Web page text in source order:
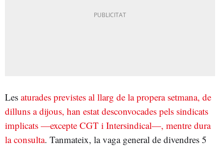
Les aturades previstes al llarg de la propera setmana, de
dilluns a dijous, han estat desconvocades pels sindicats
implicats —excepte CGT i Intersindical—, mentre dura
la consulta. Tanmateix, la vaga general de divendres 5